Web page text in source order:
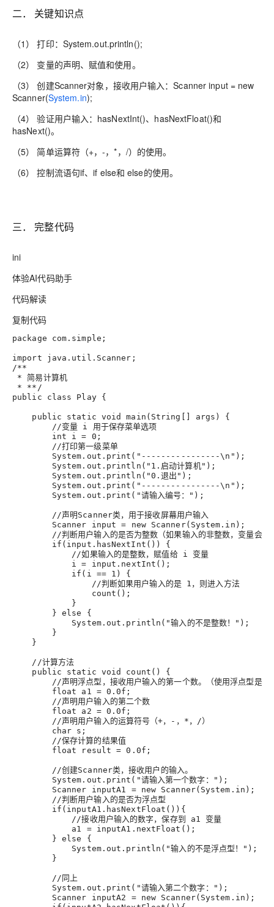
二． 关键知识点
（1） 打印：System.out.println();
（2） 变量的声明、赋值和使用。
（3） 创建Scanner对象，接收用户输入：Scanner input = new
Scanner(System.in);
（4） 验证用户输入：hasNextInt()、hasNextFloat()和
hasNext()。
（5） 简单运算符（+，-，*，/）的使用。
（6） 控制流语句if、if else和 else的使用。
三． 完整代码
ini
体验AI代码助手
代码解读
复制代码
package com.simple ;
import java.util.Scanner ;
/**
* 简易计算机
* **/
public class Play {
public static void main(String
args) {
//变量 i 用于保存菜单选项
int i = 0 ;
//打印第一级菜单
System.out.print("----------------\n") ;
System.out.println("1.启动计算机") ;
System.out.println("0.退出") ;
System.out.print("----------------\n") ;
System.out.print("请输入编号：") ;
//声明Scanner类，用于接收屏幕用户输入
Scanner input = new Scanner(System.in) ;
//判断用户输入的是否为整数（如果输入的非整数，变量会为数
if(input.hasNextInt()) {
//如果输入的是整数，赋值给 i 变量
i = input.nextInt() ;
if( i == 1 ) {
//判断如果用户输入的是 1，则进入方法
count() ;
}
} else {
System.out.println("输入的不是整数！") ;
}
}
//计算方法
public static void count() {
//声明浮点型，接收用户输入的第一个数。（使用浮点型是因为
float a1 = 0.0f ;
//声明用户输入的第二个数
float a2 = 0.0f ;
//声明用户输入的运算符号（+，-，*，/）
char s ;
//保存计算的结果值
float
result = 0.0f ;
//创建Scanner类，接收用户的输入。
System.out.print("请输入第一个数字：") ;
Scanner inputA1 = new Scanner(System.in) ;
//判断用户输入的是否为浮点型
if(inputA1.hasNextFloat()){
//接收用户输入的数字，保存到 a1 变量
a1 = inputA1.nextFloat() ;
} else {
System.out.println("输入的不是浮点型！") ;
}
//同上
System.out.print("请输入第二个数字：") ;
Scanner inputA2 = new Scanner(System.in) ;